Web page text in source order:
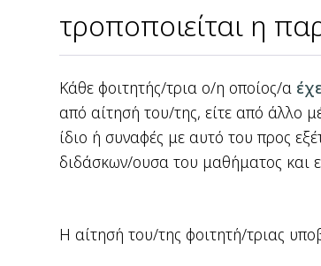
τροποποιείται η
Κάθε φοιτητής/τρια ο/η οποίος/α
από αίτησή του/της, είτε από άλλο
ίδιο ή συναφές με αυτό του προς
διδάσκων/ουσα του μαθήματος και
Η αίτησή του/της φοιτητή/τριας